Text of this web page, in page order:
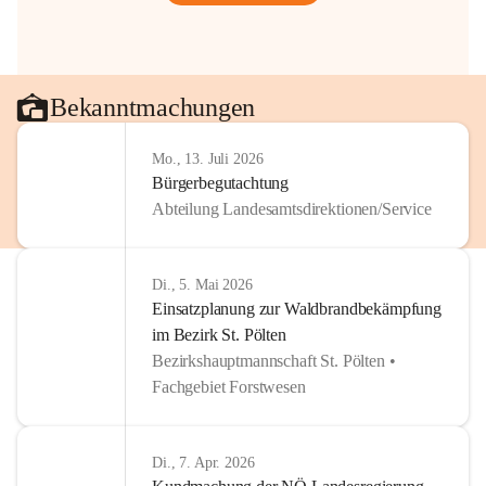
Bekanntmachungen
Mo., 13. Juli 2026
Bürgerbegutachtung
Abteilung Landesamtsdirektionen/Service
Di., 5. Mai 2026
Einsatzplanung zur Waldbrandbekämpfung
im Bezirk St. Pölten
Bezirkshauptmannschaft St. Pölten •
Fachgebiet Forstwesen
Di., 7. Apr. 2026